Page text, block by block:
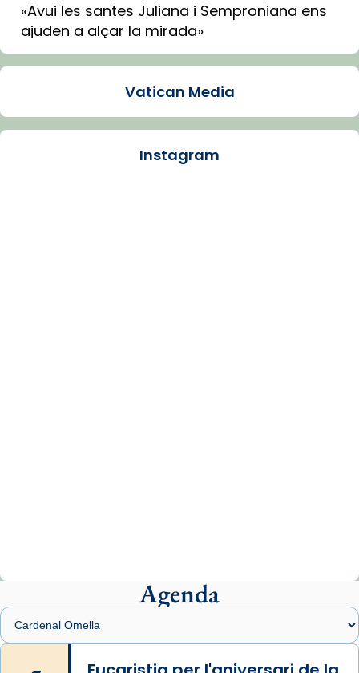
«Avui les santes Juliana i Semproniana ens
ajuden a alçar la mirada»
Mons. Sergi Gordo, bisbe de Tortosa, ha
Santes de Mataró.
🔗tinyurl.com/cvu5jmbk
Arquebisbat de Barcelona
2 weeks ago
Memòria de les santes Juliana i
Semproniana, verges i màrtirs.
Vatican Media
Instagram
Agenda